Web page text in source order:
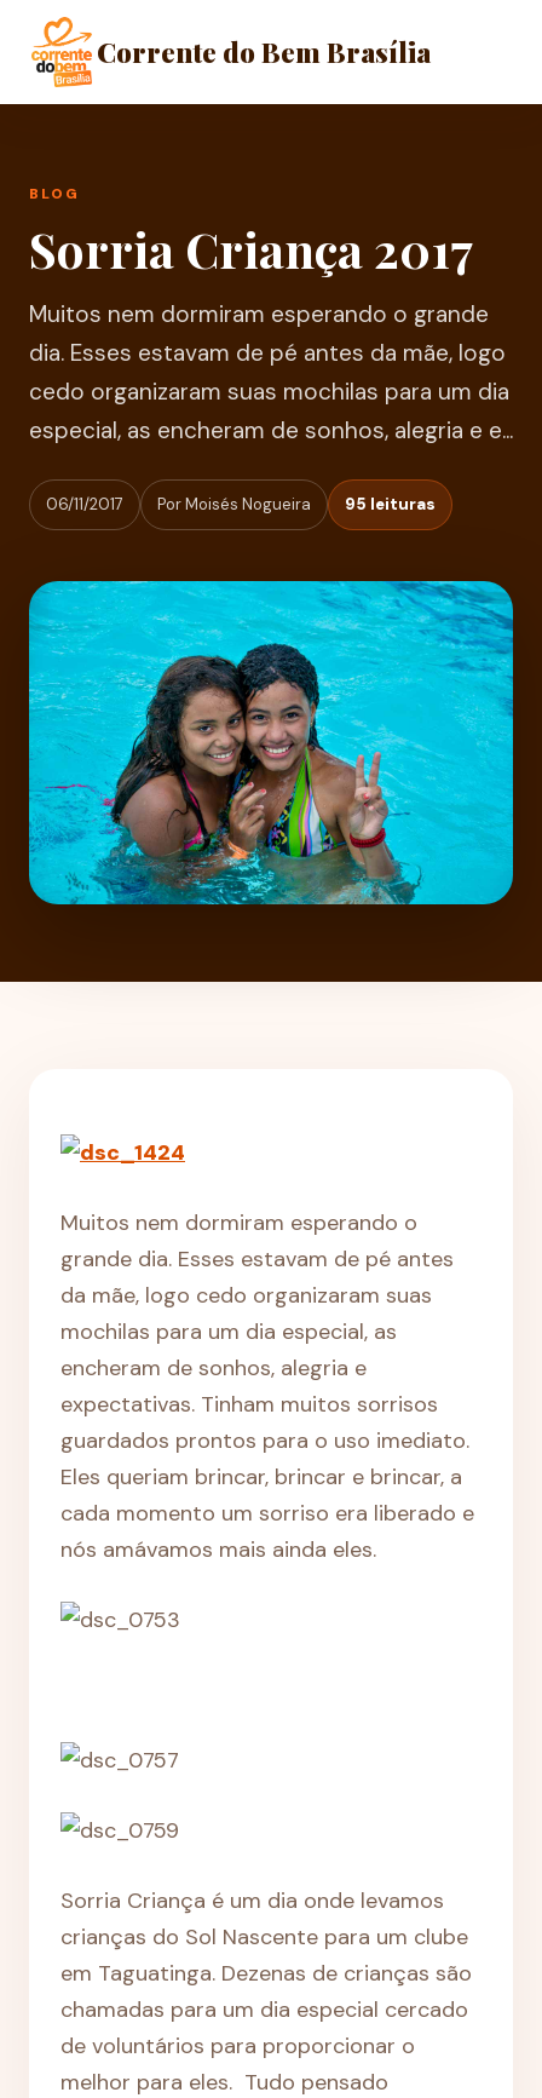
Corrente do Bem Brasília
BLOG
Sorria Criança 2017
Muitos nem dormiram esperando o grande
dia. Esses estavam de pé antes da mãe, logo
cedo organizaram suas mochilas para um dia
especial, as encheram de sonhos, alegria e e...
06/11/2017 Por Moisés Nogueira 95 leituras
Muitos nem dormiram esperando o
grande dia. Esses estavam de pé antes
da mãe, logo cedo organizaram suas
mochilas para um dia especial, as
encheram de sonhos, alegria e
expectativas. Tinham muitos sorrisos
guardados prontos para o uso imediato.
Eles queriam brincar, brincar e brincar, a
cada momento um sorriso era liberado e
nós amávamos mais ainda eles.
Sorria Criança é um dia onde levamos
crianças do Sol Nascente para um clube
em Taguatinga. Dezenas de crianças são
chamadas para um dia especial cercado
de voluntários para proporcionar o
melhor para eles. Tudo pensado